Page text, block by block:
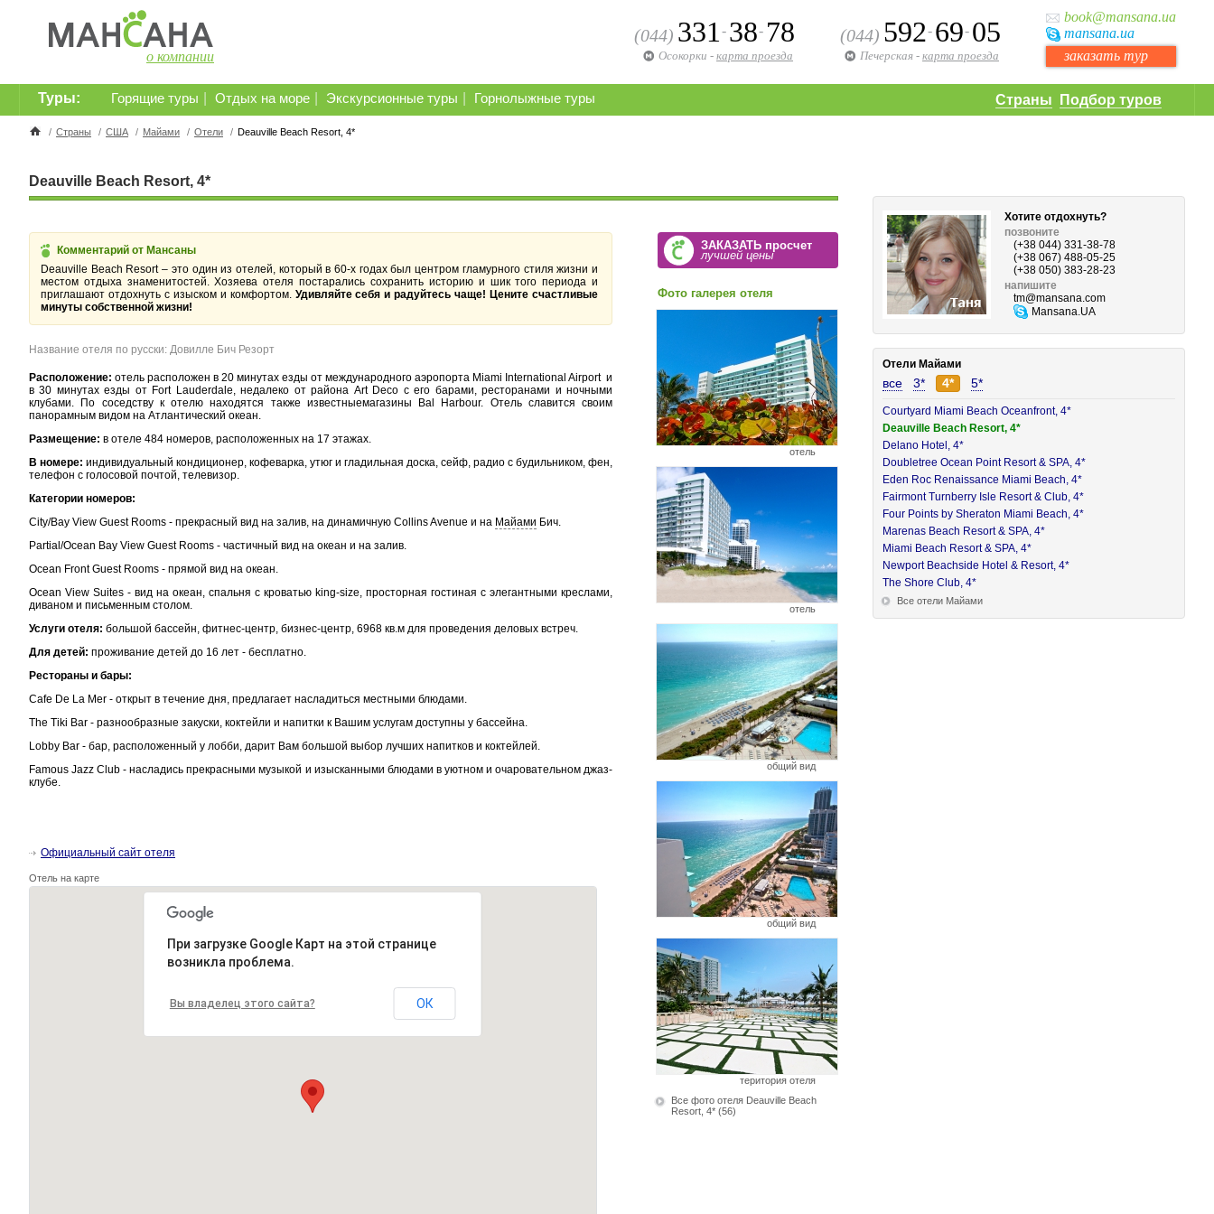
о компании
book@mansana.ua
mansana.ua
заказать тур
(044) 592- 69- 05
Печерская - карта проезда
(044) 331 - 38- 78
Осокорки - карта проезда
Страны Подбор туров
Горящие туры Отдых на море Экскурсионные туры Горнолыжные туры
Туры:
/ Страны / США / Майами / Отели / Deauville Beach Resort, 4*
Deauville Beach Resort, 4*
Комментарий от Мансаны
Deauville Beach Resort – это один из отелей, который в 60-х годах был центром гламурного стиля жизни и
местом отдыха знаменитостей. Хозяева отеля постарались сохранить историю и шик того периода и
приглашают отдохнуть с изыском и комфортом. Удивляйте себя и радуйтесь чаще! Цените счастливые
минуты собственной жизни!
Название отеля по русски: Довилле Бич Резорт
Расположение: отель расположен в 20 минутах езды от международного аэропорта Miami International Airport и
в 30 минутах езды от Fort Lauderdale, недалеко от района Art Deco с его барами, ресторанами и ночными
клубами. По соседству к отелю находятся также известныемагазины Bal Harbour. Отель славится своим
панорамным видом на Атлантический океан.
Размещение: в отеле 484 номеров, расположенных на 17 этажах.
В номере: индивидуальный кондиционер, кофеварка, утюг и гладильная доска, сейф, радио с будильником, фен,
телефон с голосовой почтой, телевизор.
Категории номеров:
City/Bay View Guest Rooms - прекрасный вид на залив, на динамичную Collins Avenue и на Майами Бич.
Partial/Ocean Bay View Guest Rooms - частичный вид на океан и на залив.
Ocean Front Guest Rooms - прямой вид на океан.
Ocean View Suites - вид на океан, спальня с кроватью king-size, просторная гостиная с элегантными креслами,
диваном и письменным столом.
Услуги отеля: большой бассейн, фитнес-центр, бизнес-центр, 6968 кв.м для проведения деловых встреч.
Для детей: проживание детей до 16 лет - бесплатно.
Рестораны и бары:
Cafe De La Mer - открыт в течение дня, предлагает насладиться местными блюдами.
The Tiki Bar - разнообразные закуски, коктейли и напитки к Вашим услугам доступны у бассейна.
Lobby Bar - бар, расположенный у лобби, дарит Вам большой выбор лучших напитков и коктейлей.
Famous Jazz Club - насладись прекрасными музыкой и изысканными блюдами в уютном и очаровательном джаз-
клубе.
Официальный сайт отеля
Отель на карте
При загрузке Google Карт на этой странице
возникла проблема.
Вы владелец этого сайта? ОК
ЗАКАЗАТЬ просчет
лучшей цены
Фото галерея отеля
отель
отель
общий вид
общий вид
територия отеля
Все фото отеля Deauville Beach
Resort, 4* (56)
Хотите отдохнуть?
позвоните
(+38 044) 331-38-78
(+38 067) 488-05-25
(+38 050) 383-28-23
напишите
tm@mansana.com
Mansana.UA
Отели Майами
все 3* 4* 5*
Courtyard Miami Beach Oceanfront, 4*
Deauville Beach Resort, 4*
Delano Hotel, 4*
Doubletree Ocean Point Resort & SPA, 4*
Eden Roc Renaissance Miami Beach, 4*
Fairmont Turnberry Isle Resort & Club, 4*
Four Points by Sheraton Miami Beach, 4*
Marenas Beach Resort & SPA, 4*
Miami Beach Resort & SPA, 4*
Newport Beachside Hotel & Resort, 4*
The Shore Club, 4*
Все отели Майами